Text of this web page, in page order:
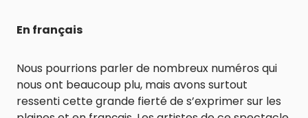
En français
Nous pourrions parler de nombreux numéros qui
nous ont beaucoup plu, mais avons surtout
ressenti cette grande fierté de s’exprimer sur les